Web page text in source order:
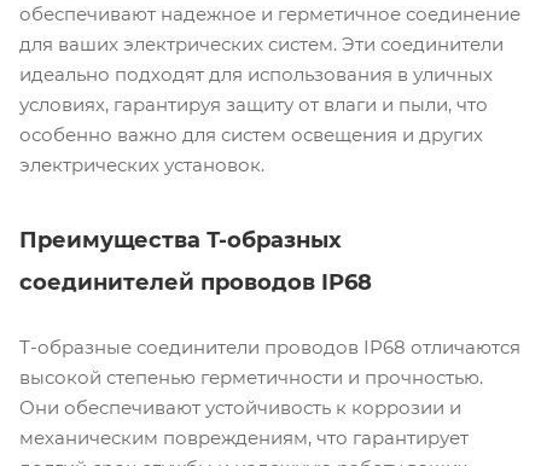
обеспечивают надежное и герметичное соединение
для ваших электрических систем. Эти соединители
идеально подходят для использования в уличных
условиях, гарантируя защиту от влаги и пыли, что
особенно важно для систем освещения и других
электрических установок.
Преимущества Т-образных
соединителей проводов IP68
Т-образные соединители проводов IP68 отличаются
высокой степенью герметичности и прочностью.
Они обеспечивают устойчивость к коррозии и
механическим повреждениям, что гарантирует